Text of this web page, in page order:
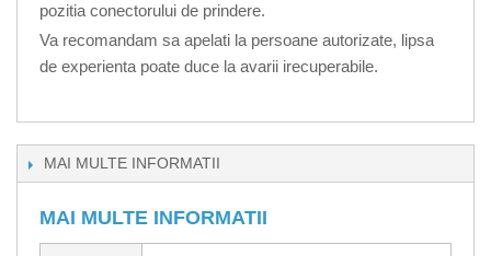
pozitia conectorului de prindere.
Va recomandam sa apelati la persoane autorizate, lipsa
de experienta poate duce la avarii irecuperabile.
MAI MULTE INFORMATII
MAI MULTE INFORMATII